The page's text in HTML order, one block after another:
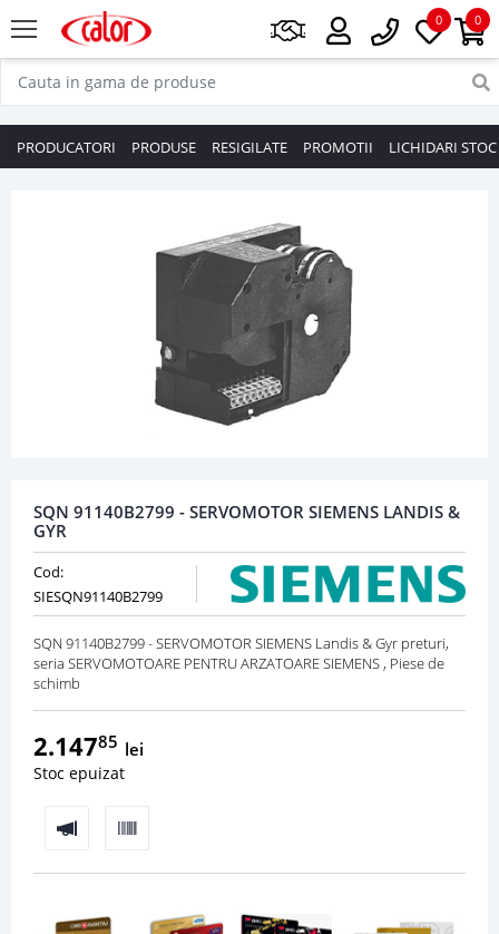
0
0
PRODUCATORI PRODUSE RESIGILATE PROMOTII LICHIDARI STOC
SQN 91140B2799 - SERVOMOTOR SIEMENS LANDIS &
GYR
Cod:
SIESQN91140B2799
SQN 91140B2799 - SERVOMOTOR SIEMENS Landis & Gyr preturi,
seria SERVOMOTOARE PENTRU ARZATOARE SIEMENS , Piese de
schimb
2.14785 lei
Stoc epuizat